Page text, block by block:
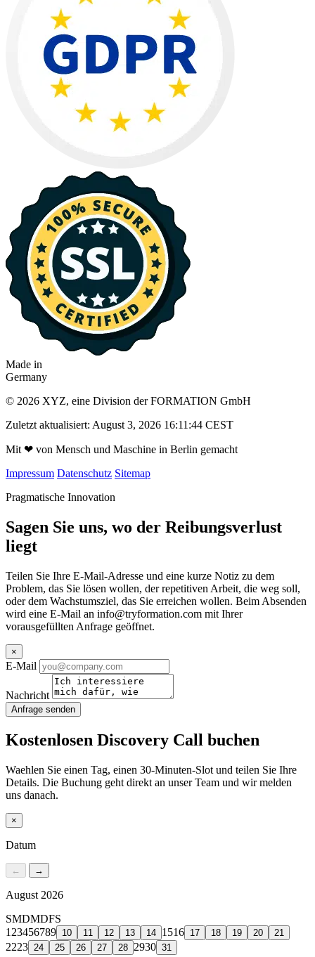
Made in
Germany
© 2026 XYZ, eine Division der FORMATION GmbH
Zuletzt aktualisiert: August 3, 2026 16:11:44 CEST
Mit ❤ von Mensch und Maschine in Berlin gemacht
Impressum Datenschutz Sitemap
Pragmatische Innovation
Sagen Sie uns, wo der Reibungsverlust
liegt
Teilen Sie Ihre E-Mail-Adresse und eine kurze Notiz zu dem
Problem, das Sie lösen wollen, der repetitiven Arbeit, die weg soll,
oder dem Wachstumsziel, das Sie erreichen wollen. Beim Absenden
wird eine E-Mail an info@tryformation.com mit Ihrer
vorausgefüllten Anfrage geöffnet.
×
E-Mail
Nachricht
Anfrage senden
Kostenlosen Discovery Call buchen
Waehlen Sie einen Tag, einen 30-Minuten-Slot und teilen Sie Ihre
Details. Die Buchung geht direkt an unser Team und wir melden
uns danach.
×
Datum
← →
August 2026
SMDMDFS
1 23456789 10 11 12 13 14 1516 17 18 19 20 21
2223 24 25 26 27 28 2930 31